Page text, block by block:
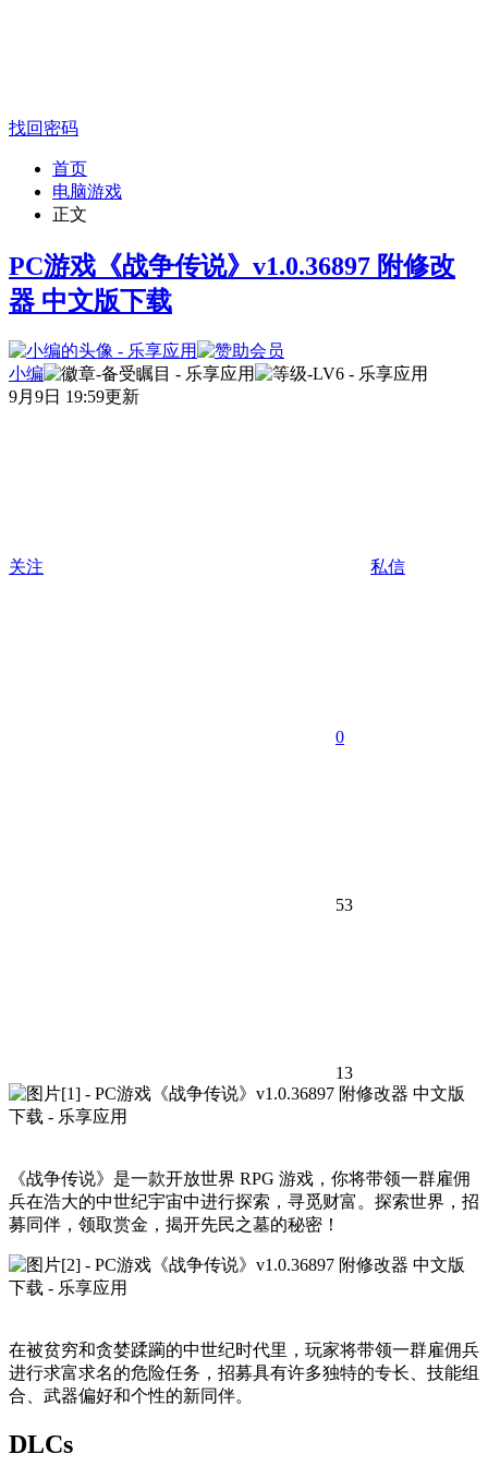
找回密码
首页
电脑游戏
正文
PC游戏《战争传说》v1.0.36897 附修改
器 中文版下载
小编
9月9日 19:59更新
关注 私信
0
53
13
《战争传说》是一款开放世界 RPG 游戏，你将带领一群雇佣
兵在浩大的中世纪宇宙中进行探索，寻觅财富。探索世界，招
募同伴，领取赏金，揭开先民之墓的秘密！
在被贫穷和贪婪蹂躏的中世纪时代里，玩家将带领一群雇佣兵
进行求富求名的危险任务，招募具有许多独特的专长、技能组
合、武器偏好和个性的新同伴。
DLCs